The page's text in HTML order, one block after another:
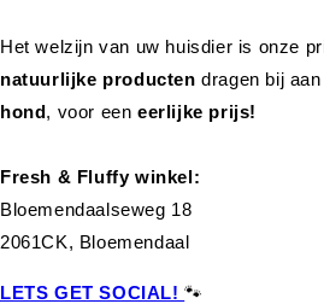
Het welzijn van uw huisdier is onze
natuurlijke productendragen bij
hond, voor eeneerlijke prijs!
Fresh & Fluffy winkel:
Bloemendaalseweg 18
2061CK, Bloemendaal
LETS GET SOCIAL!🐾